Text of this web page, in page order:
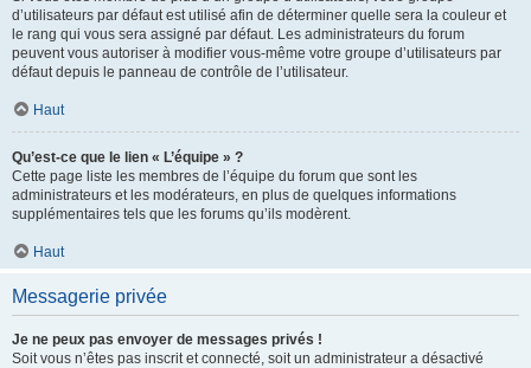
d’utilisateurs par défaut est utilisé afin de déterminer quelle sera la couleur et
le rang qui vous sera assigné par défaut. Les administrateurs du forum
peuvent vous autoriser à modifier vous-même votre groupe d’utilisateurs par
défaut depuis le panneau de contrôle de l’utilisateur.
Haut
Qu’est-ce que le lien « L’équipe » ?
Cette page liste les membres de l’équipe du forum que sont les
administrateurs et les modérateurs, en plus de quelques informations
supplémentaires tels que les forums qu’ils modèrent.
Haut
Messagerie privée
Je ne peux pas envoyer de messages privés !
Soit vous n’êtes pas inscrit et connecté, soit un administrateur a désactivé